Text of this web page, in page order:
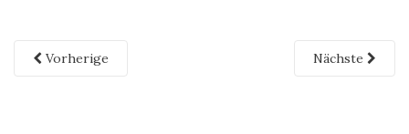
Vorherige Nächste